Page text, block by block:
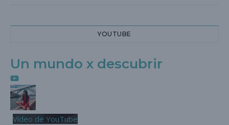
YOUTUBE
Un mundo x descubrir
Vídeo de YouTube